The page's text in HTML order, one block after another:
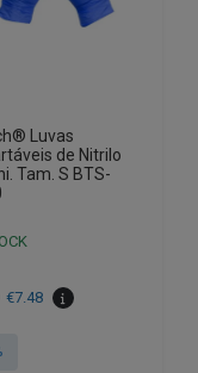
Luvas
de Nitrilo
Tam. S BTS-
€7.48